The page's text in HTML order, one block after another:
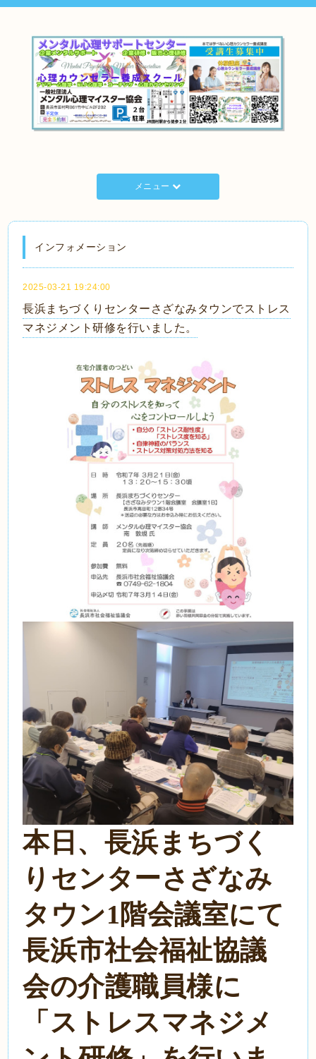
メニュー
インフォメーション
2025-03-21 19:24:00
長浜まちづくりセンターさざなみタウンでストレス
マネジメント研修を行いました。
本日、長浜まちづく
りセンターさざなみ
タウン1階会議室にて
長浜市社会福祉協議
会の介護職員様に
「ストレスマネジメ